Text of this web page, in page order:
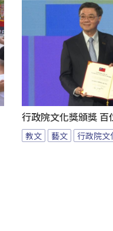
行政院文化獎頒獎 百
教文 藝文 行政院文